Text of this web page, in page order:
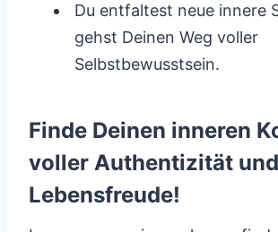
Du entfaltest neue innere
gehst Deinen Weg voller
Selbstbewusstsein.
Finde Deinen inneren
voller Authentizität und
Lebensfreude!